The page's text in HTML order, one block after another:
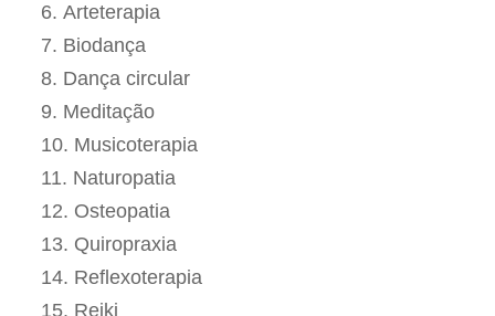
Arteterapia
Biodança
Dança circular
Meditação
Musicoterapia
Naturopatia
Osteopatia
Quiropraxia
Reflexoterapia
Reiki